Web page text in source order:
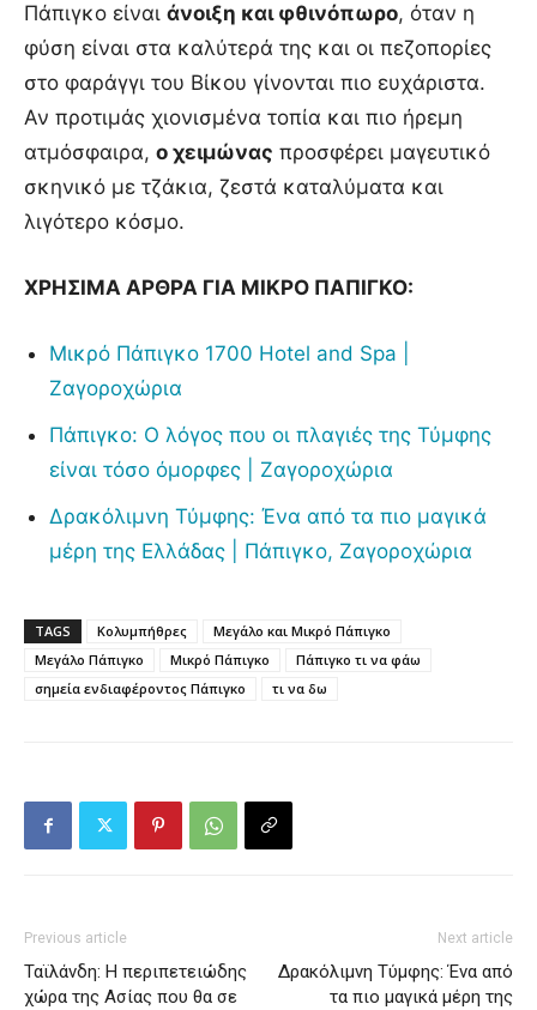
Πάπιγκο είναι άνοιξη και φθινόπωρο, όταν η
φύση είναι στα καλύτερά της και οι πεζοπορίες
στο φαράγγι του Βίκου γίνονται πιο ευχάριστα.
Αν προτιμάς χιονισμένα τοπία και πιο ήρεμη
ατμόσφαιρα, ο χειμώνας προσφέρει μαγευτικό
σκηνικό με τζάκια, ζεστά καταλύματα και
λιγότερο κόσμο.
ΧΡΗΣΙΜΑ ΑΡΘΡΑ ΓΙΑ ΜΙΚΡΟ ΠΑΠΙΓΚΟ:
Μικρό Πάπιγκο 1700 Hotel and Spa |
Ζαγοροχώρια
Πάπιγκο: Ο λόγος που οι πλαγιές της Τύμφης
είναι τόσο όμορφες | Ζαγοροχώρια
Δρακόλιμνη Τύμφης: Ένα από τα πιο μαγικά
μέρη της Ελλάδας | Πάπιγκο, Ζαγοροχώρια
TAGS Κολυμπήθρες
Μεγάλο και Μικρό Πάπιγκο
Μεγάλο Πάπιγκο
Μικρό Πάπιγκο
Πάπιγκο τι να φάω
σημεία ενδιαφέροντος Πάπιγκο
τι να δω
Previous article
Ταϊλάνδη: Η περιπετειώδης
χώρα της Ασίας που θα σε
Next article
Δρακόλιμνη Τύμφης: Ένα από
τα πιο μαγικά μέρη της